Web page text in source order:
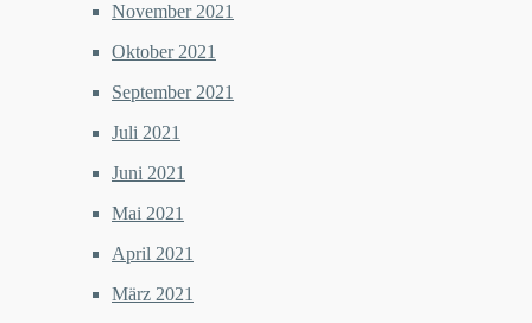
November 2021
Oktober 2021
September 2021
Juli 2021
Juni 2021
Mai 2021
April 2021
März 2021